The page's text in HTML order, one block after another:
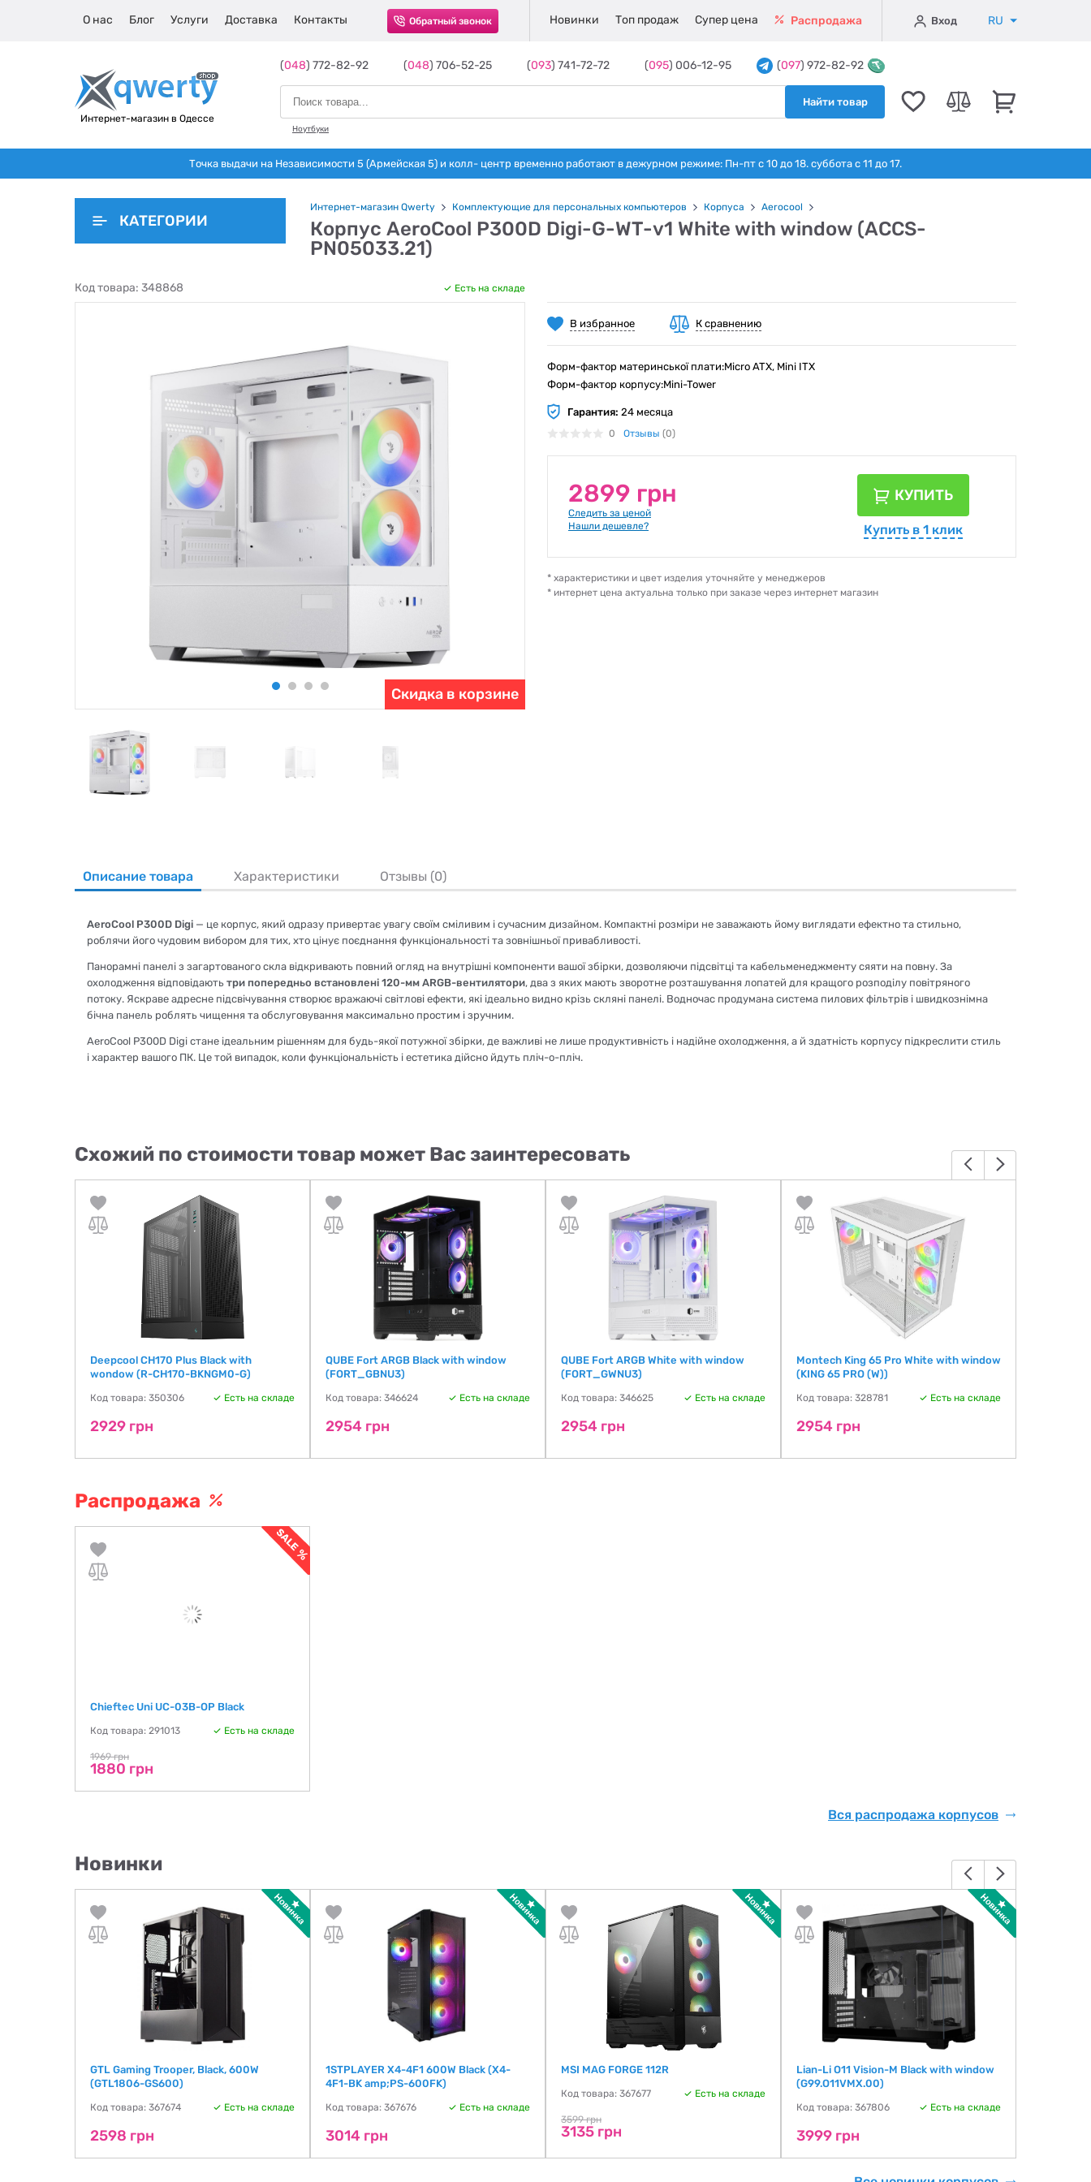
О нас Блог Услуги Доставка Контакты Обратный звонок Новинки Топ продаж Супер цена Распродажа Вход RU
Интернет-магазин в Одессе
(048) 772-82-92 (048) 706-52-25 (093) 741-72-72 (095) 006-12-95 (097) 972-82-92
Найти товар
Ноутбуки
Точка выдачи на Независимости 5 (Армейская 5) и колл- центр временно работают в дежурном режиме: Пн-пт с 10 до 18. суббота с 11 до 17.
КАТЕГОРИИ
Интернет-магазин Qwerty Комплектующие для персональных компьютеров Корпуса Aerocool
Корпус AeroCool P300D Digi-G-WT-v1 White with window (ACCS-
PN05033.21)
Код товара: 348868 Есть на складе
Скидка в корзине
В избранное К сравнению
Форм-фактор материнської плати:Micro ATX, Mini ITX
Форм-фактор корпусу:Mini-Tower
Гарантия: 24 месяца
0 Отзывы (0)
2899 грн
Следить за ценой
Нашли дешевле?
КУПИТЬ
Купить в 1 клик
* характеристики и цвет изделия уточняйте у менеджеров
* интернет цена актуальна только при заказе через интернет магазин
Описание товара Характеристики Отзывы (0)
AeroCool P300D Digi — це корпус, який одразу привертає увагу своїм сміливим і сучасним дизайном. Компактні розміри не заважають йому виглядати ефектно та стильно,
роблячи його чудовим вибором для тих, хто цінує поєднання функціональності та зовнішньої привабливості.
Панорамні панелі з загартованого скла відкривають повний огляд на внутрішні компоненти вашої збірки, дозволяючи підсвітці та кабельменеджменту сяяти на повну. За
охолодження відповідають три попередньо встановлені 120-мм ARGB-вентилятори, два з яких мають зворотне розташування лопатей для кращого розподілу повітряного
потоку. Яскраве адресне підсвічування створює вражаючі світлові ефекти, які ідеально видно крізь скляні панелі. Водночас продумана система пилових фільтрів і швидкознімна
бічна панель роблять чищення та обслуговування максимально простим і зручним.
AeroCool P300D Digi стане ідеальним рішенням для будь-якої потужної збірки, де важливі не лише продуктивність і надійне охолодження, а й здатність корпусу підкреслити стиль
і характер вашого ПК. Це той випадок, коли функціональність і естетика дійсно йдуть пліч-о-пліч.
Схожий по стоимости товар может Вас заинтересовать
Deepcool CH170 Plus Black with
wondow (R-CH170-BKNGM0-G)
Код товара: 350306 Есть на складе
2929 грн
QUBE Fort ARGB Black with window
(FORT_GBNU3)
Код товара: 346624 Есть на складе
2954 грн
QUBE Fort ARGB White with window
(FORT_GWNU3)
Код товара: 346625 Есть на складе
2954 грн
Montech King 65 Pro White with window
(KING 65 PRO (W))
Код товара: 328781 Есть на складе
2954 грн
Распродажа
Chieftec Uni UC-03B-OP Black
Код товара: 291013 Есть на складе
1969 грн
1880 грн
Вся распродажа корпусов
Новинки
GTL Gaming Trooper, Black, 600W
(GTL1806-GS600)
Код товара: 367674 Есть на складе
2598 грн
1STPLAYER X4-4F1 600W Black (X4-
4F1-BK amp;PS-600FK)
Код товара: 367676 Есть на складе
3014 грн
MSI MAG FORGE 112R
Код товара: 367677 Есть на складе
3599 грн
3135 грн
Lian-Li O11 Vision-M Black with window
(G99.O11VMX.00)
Код товара: 367806 Есть на складе
3999 грн